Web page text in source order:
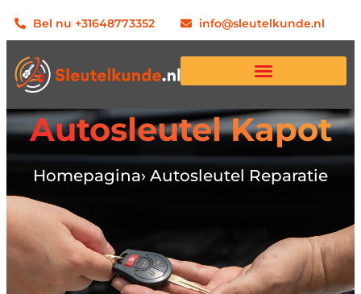
Bel nu +31648773352 info@sleutelkunde.nl
Autosleutel Kapot
Homepagina› Autosleutel Reparatie